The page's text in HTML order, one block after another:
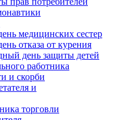
медицинских сестер
отказа от курения
день защиты детей
работника
и скорби
и
торговли